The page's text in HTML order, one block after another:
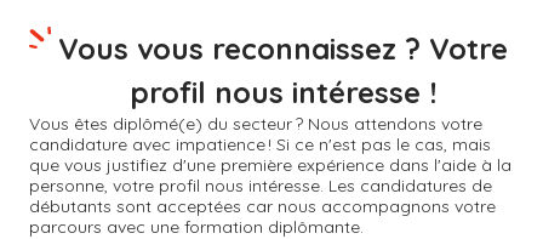
Vous êtes diplômé(e) du secteur ? Nous attendons votre
candidature avec impatience ! Si ce n'est pas le cas, mais
que vous justifiez d'une première expérience dans l'aide à la
personne, votre profil nous intéresse. Les candidatures de
débutants sont acceptées car nous accompagnons votre
parcours avec une formation diplômante.
Vous vous reconnaissez ? Votre
profil nous intéresse !